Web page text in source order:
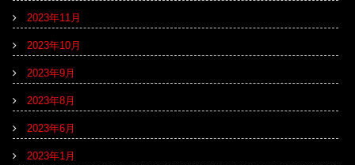
2023年11月
2023年10月
2023年9月
2023年8月
2023年6月
2023年1月